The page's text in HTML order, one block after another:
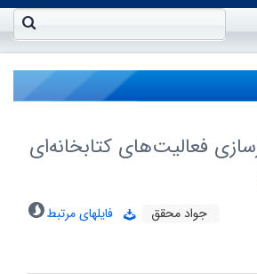
فعالیت‌هاى کتابخانه‌اى
جواد محقق
فایلهای مرتبط